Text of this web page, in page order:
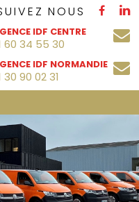
NOUS
IDF CENTRE
60 34 55 30
IDF NORMANDIE
30 90 02 31